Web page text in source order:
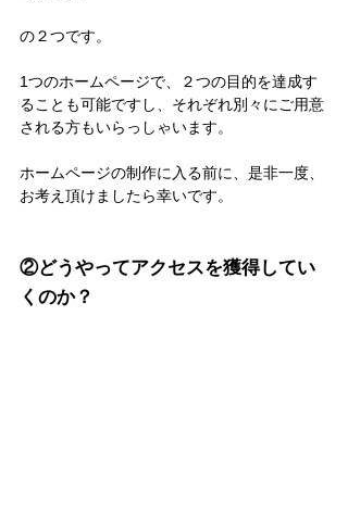
の２つです。
1つのホームページで、２つの目的を達成す
ることも可能ですし、それぞれ別々にご用意
される方もいらっしゃいます。
ホームページの制作に入る前に、是非一度、
お考え頂けましたら幸いです。
②どうやってアクセスを獲得してい
くのか？